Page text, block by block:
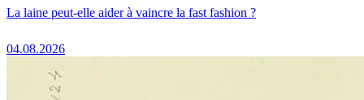
La laine peut-elle aider à vaincre la fast fashion ?
04.08.2026